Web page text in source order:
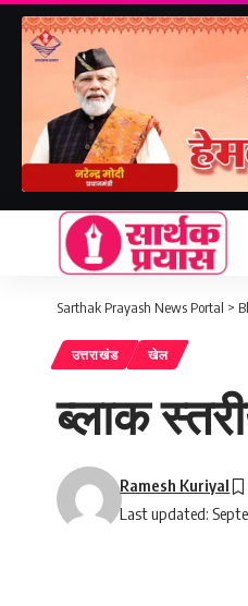
Sarthak Prayash News Portal >
उत्तराखंड खेल
ब्लाक
Last updated:
Ramesh Kuriyal